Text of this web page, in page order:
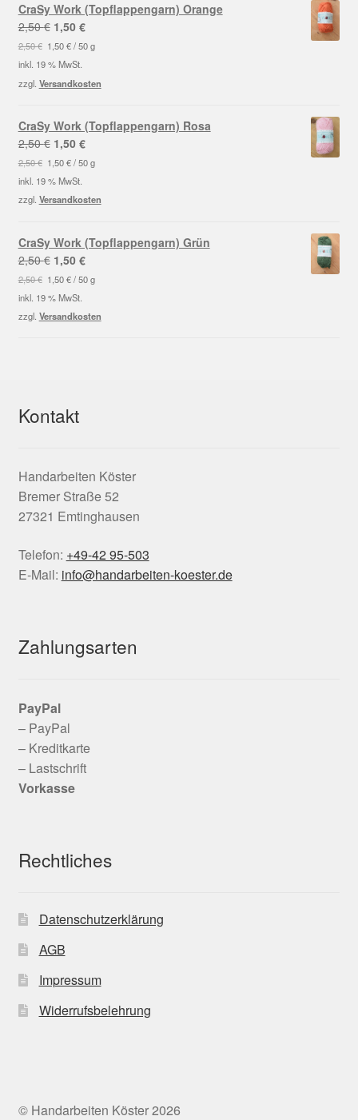
CraSy Work (Topflappengarn) Orange
2,50€ Ursprünglicher
Preis
war:
2,50 €
1,50 €Aktueller
Preis
1,50 €.
2,50€ 1,50€/50 g
inkl. 19 % MwSt.
zzgl. Versandkosten
CraSy Work (Topflappengarn) Rosa
2,50€ Ursprünglicher
Preis
war:
2,50 €
1,50 €Aktueller
Preis
1,50 €.
2,50€ 1,50€/50 g
inkl. 19 % MwSt.
zzgl. Versandkosten
CraSy Work (Topflappengarn) Grün
2,50€ Ursprünglicher
Preis
war:
2,50 €
1,50 €Aktueller
Preis
1,50 €.
2,50€ 1,50€/50 g
inkl. 19 % MwSt.
zzgl. Versandkosten
Kontakt
Handarbeiten Köster
Bremer Straße 52
27321 Emtinghausen
Telefon: +49-42 95-503
E-Mail: info@handarbeiten-koester.de
Zahlungsarten
PayPal
– PayPal
– Kreditkarte
– Lastschrift
Vorkasse
Rechtliches
Datenschutzerklärung
AGB
Impressum
Widerrufsbelehrung
© Handarbeiten Köster 2026